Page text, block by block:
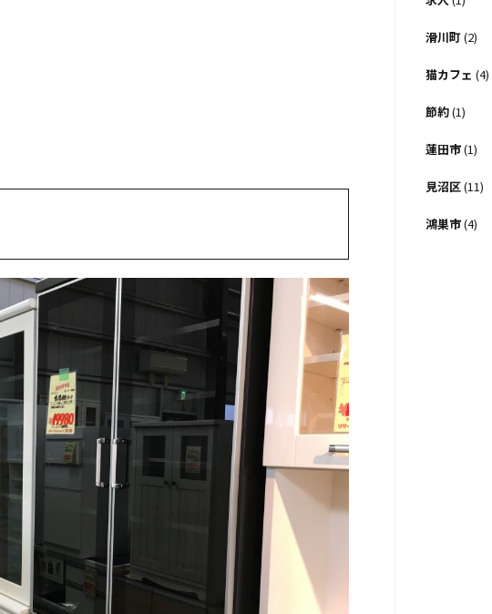
滑川町(2)
猫カフェ (4)
節約(1)
蓮田市(1)
見沼区(11)
鴻巣市(4)